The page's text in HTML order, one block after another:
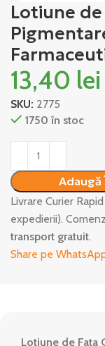
Lotiune
13,40 lei
SKU: 2775
1750 în stoc
Adaugă
Alternative:
Livrare Curier
expedierii).
transport gratuit.
Share pe
Lotiune de Fata